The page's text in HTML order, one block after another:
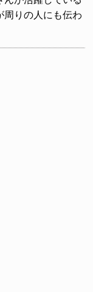
周りの人にも伝わ